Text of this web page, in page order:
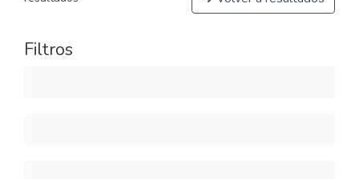
Filtros